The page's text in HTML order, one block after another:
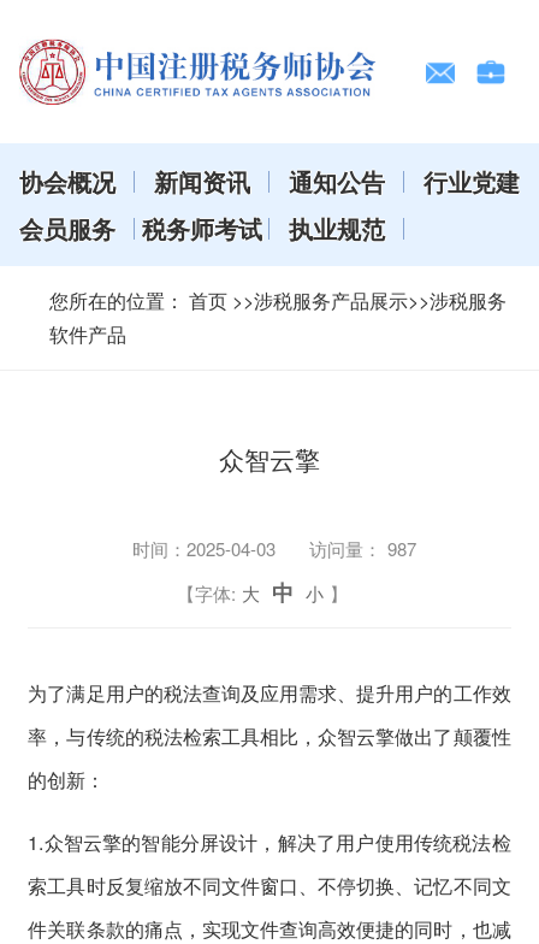
协会概况 新闻资讯 通知公告
行业党建
会员服务
税务师考试 执业规范
您所在的位置： 首页 >>涉税服务产品展示>>涉税服务
软件产品
众智云擎
时间：2025-04-03 访问量： 987
【字体: 大 中 小 】
为了满足用户的税法查询及应用需求、提升用户的工作效
率，与传统的税法检索工具相比，众智云擎做出了颠覆性
的创新：
1.众智云擎的智能分屏设计，解决了用户使用传统税法检
索工具时反复缩放不同文件窗口、不停切换、记忆不同文
件关联条款的痛点，实现文件查询高效便捷的同时，也减